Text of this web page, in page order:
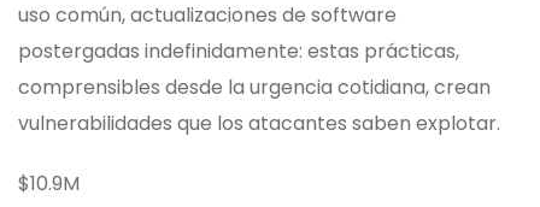
uso común, actualizaciones de software
postergadas indefinidamente: estas prácticas,
comprensibles desde la urgencia cotidiana, crean
vulnerabilidades que los atacantes saben explotar.
$10.9M